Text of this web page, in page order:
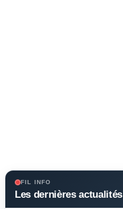
FIL INFO
Les dernières actualités